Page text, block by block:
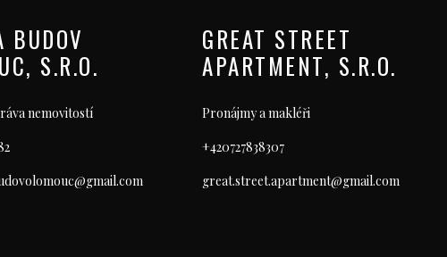
BUDOV
S.R.O.
nemovitostí
GREAT STREET
APARTMENT, S.R.O.
Pronájmy a makléři
+420727838307
great.street.apartment@gmail.com